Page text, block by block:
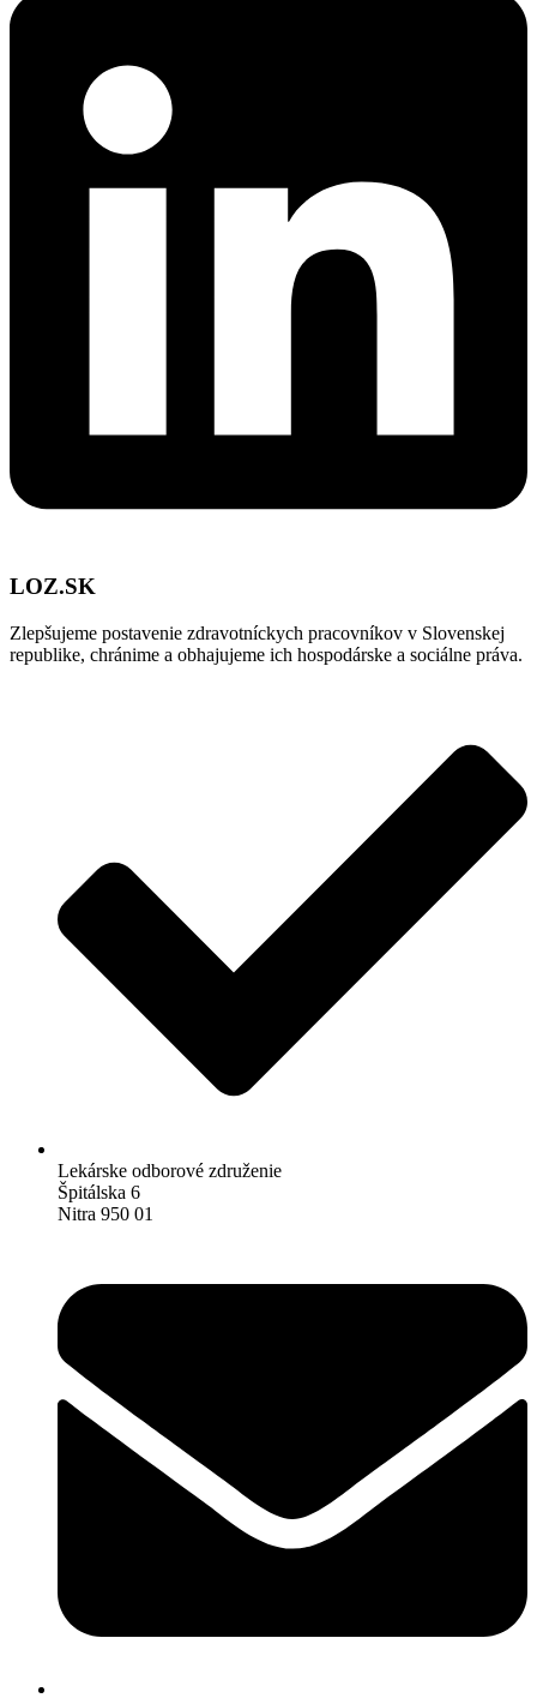
LOZ.SK
Zlepšujeme postavenie zdravotníckych pracovníkov v Slovenskej
republike, chránime a obhajujeme ich hospodárske a sociálne práva.
Lekárske odborové združenie
Špitálska 6
Nitra 950 01